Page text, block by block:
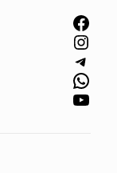
Facebook
Instagram
Telegram
WhatsApp
YouTube